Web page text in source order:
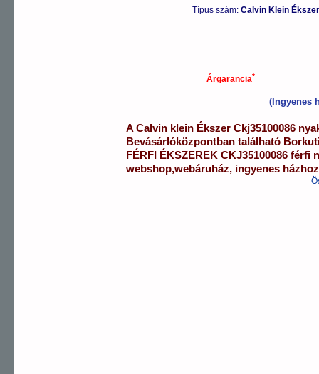
Típus szám: Calvin Klein
Árgarancia*
(Ingyenes
ACalvin klein Ékszer Ckj35100086
Bevásárlóközpontban található
FÉRFI ÉKSZEREK CKJ35100086 férfi
webshop,webáruház, ingyenes